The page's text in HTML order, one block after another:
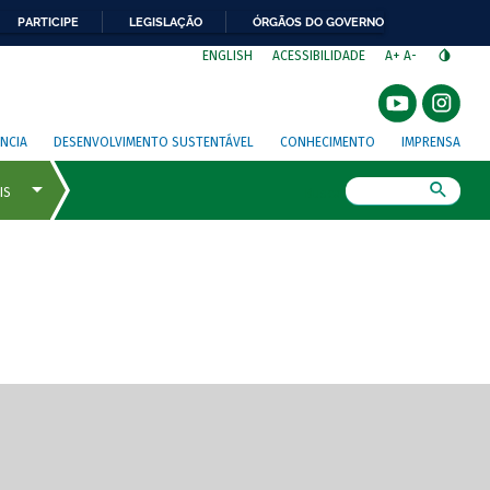
PARTICIPE LEGISLAÇÃO ÓRGÃOS DO GOVERNO
ENGLISH ACESSIBILIDADE A+ A-
DESENVOLVIMENTO SUSTENTÁVEL CONHECIMENTO IMPRENSA
de tela